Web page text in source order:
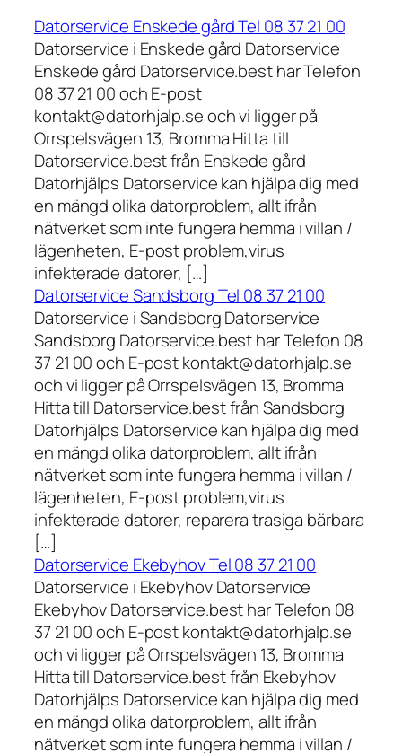
Datorservice Enskede gård Tel 08 37 21 00
Datorservice i Enskede gård Datorservice
Enskede gård Datorservice.best har Telefon
08 37 21 00 och E-post
kontakt@datorhjalp.se och vi ligger på
Orrspelsvägen 13, Bromma Hitta till
Datorservice.best från Enskede gård
Datorhjälps Datorservice kan hjälpa dig med
en mängd olika datorproblem, allt ifrån
nätverket som inte fungera hemma i villan /
lägenheten, E-post problem,virus
infekterade datorer, […]
Datorservice Sandsborg Tel 08 37 21 00
Datorservice i Sandsborg Datorservice
Sandsborg Datorservice.best har Telefon 08
37 21 00 och E-post kontakt@datorhjalp.se
och vi ligger på Orrspelsvägen 13, Bromma
Hitta till Datorservice.best från Sandsborg
Datorhjälps Datorservice kan hjälpa dig med
en mängd olika datorproblem, allt ifrån
nätverket som inte fungera hemma i villan /
lägenheten, E-post problem,virus
infekterade datorer, reparera trasiga bärbara
[…]
Datorservice Ekebyhov Tel 08 37 21 00
Datorservice i Ekebyhov Datorservice
Ekebyhov Datorservice.best har Telefon 08
37 21 00 och E-post kontakt@datorhjalp.se
och vi ligger på Orrspelsvägen 13, Bromma
Hitta till Datorservice.best från Ekebyhov
Datorhjälps Datorservice kan hjälpa dig med
en mängd olika datorproblem, allt ifrån
nätverket som inte fungera hemma i villan /